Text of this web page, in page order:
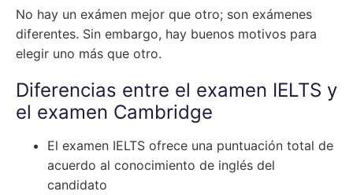
No hay un exámen mejor que otro; son exámenes
diferentes. Sin embargo, hay buenos motivos para
elegir uno más que otro.
Diferencias entre el examen IELTS y
el examen Cambridge
El examen IELTS ofrece una puntuación total de
acuerdo al conocimiento de inglés del
candidato